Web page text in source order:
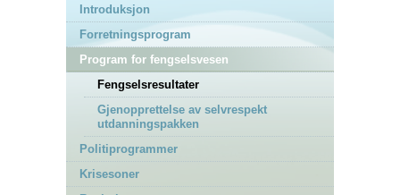
Introduksjon
Forretningsprogram
Program for fengselsvesen
Fengselsresultater
Gjenopprettelse av selvrespekt
utdanningspakken
Politiprogrammer
Krisesoner